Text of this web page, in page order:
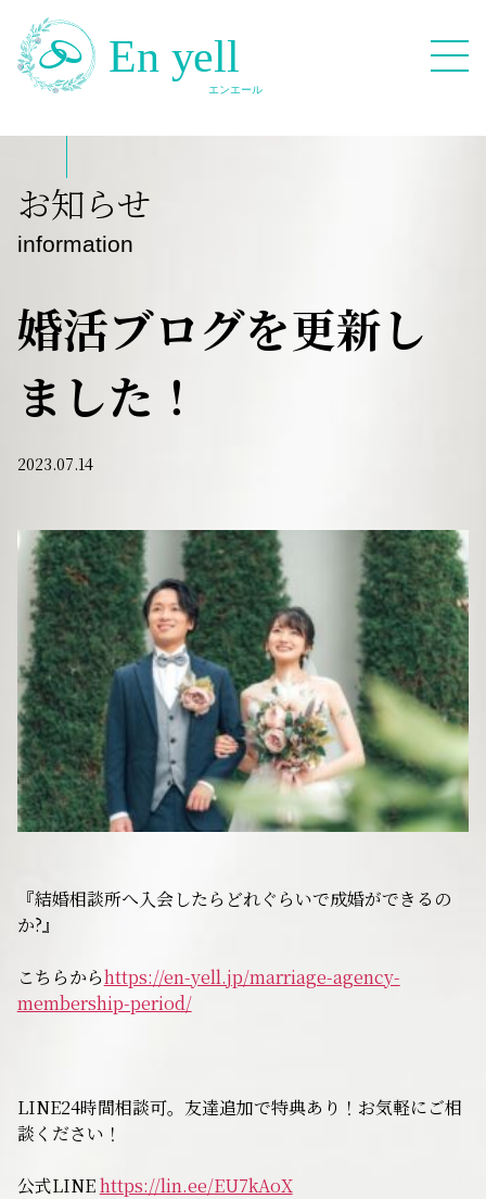
082-909-2380
無料相談応募フォーム
サービスの特徴
ご成婚までの流れ
料金
サービス比較
無料相談
お知らせ
information
婚活ブログを更新し
ました！
2023.07.14
『結婚相談所へ入会したらどれぐらいで成婚ができるの
か?』
こちらからhttps://en-yell.jp/marriage-agency-
membership-period/
LINE24時間相談可。友達追加で特典あり！お気軽にご相
談ください！
公式LINEhttps://lin.ee/EU7kAoX